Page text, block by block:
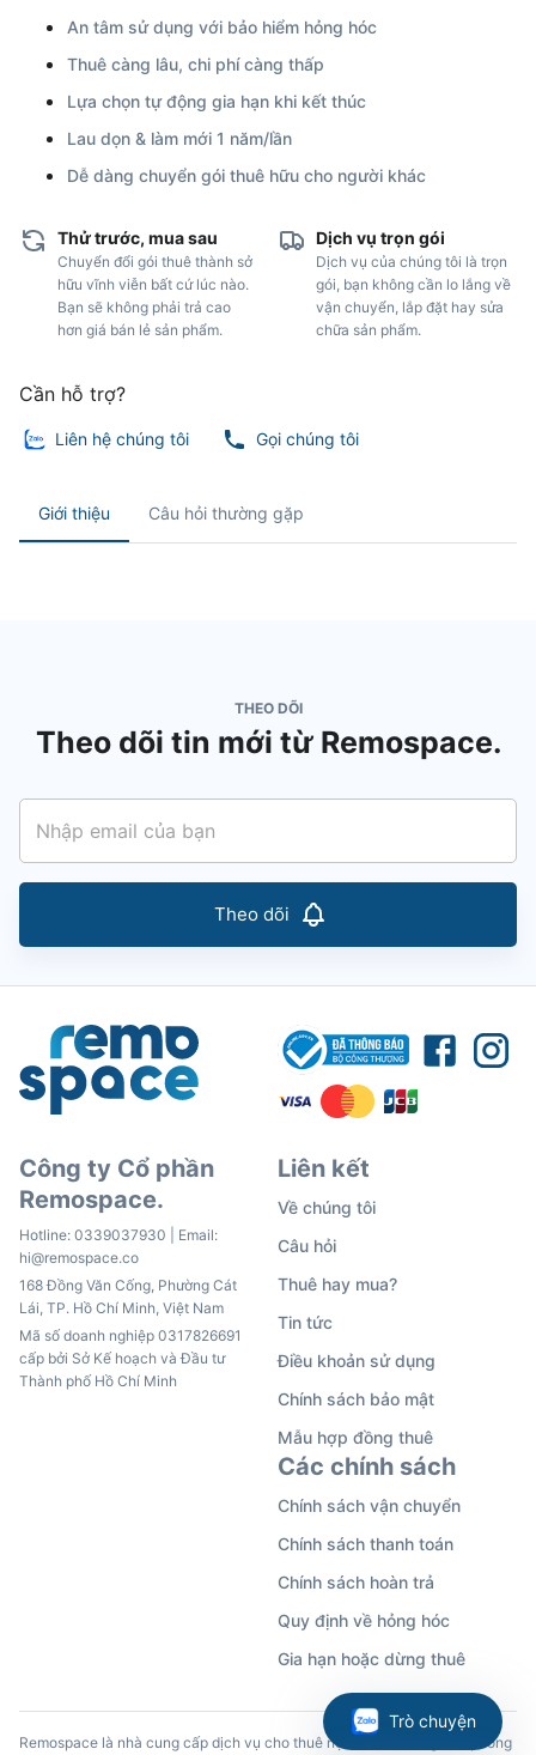
Trò chuyện
An tâm sử dụng với bảo hiểm hỏng hóc
Thuê càng lâu, chi phí càng thấp
Lựa chọn tự động gia hạn khi kết thúc
Lau dọn & làm mới 1 năm/lần
Dễ dàng chuyển gói thuê hữu cho người khác
Thử trước, mua sau
Chuyển đổi gói thuê thành sở
hữu vĩnh viễn bất cứ lúc nào.
Bạn sẽ không phải trả cao
hơn giá bán lẻ sản phẩm.
Dịch vụ trọn gói
Dịch vụ của chúng tôi là trọn
gói, bạn không cần lo lắng về
vận chuyển, lắp đặt hay sửa
chữa sản phẩm.
Cần hỗ trợ?
Liên hệ chúng tôi Gọi chúng tôi
Giới thiệu Câu hỏi thường gặp
THEO DÕI
Theo dõi tin mới từ Remospace.
Theo dõi
Công ty Cổ phần
Remospace.
Hotline: 0339037930 | Email:
hi@remospace.co
168 Đồng Văn Cống, Phường Cát
Lái, TP. Hồ Chí Minh, Việt Nam
Mã số doanh nghiệp 0317826691
cấp bởi Sở Kế hoạch và Đầu tư
Thành phố Hồ Chí Minh
Liên kết
Về chúng tôi
Câu hỏi
Thuê hay mua?
Tin tức
Điều khoản sử dụng
Chính sách bảo mật
Mẫu hợp đồng thuê
Các chính sách
Chính sách vận chuyển
Chính sách thanh toán
Chính sách hoàn trả
Quy định về hỏng hóc
Gia hạn hoặc dừng thuê
Remospace là nhà cung cấp dịch vụ cho thuê nội thất, đồ dùng văn phòng